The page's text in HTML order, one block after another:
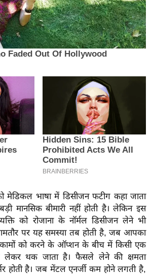
मेडिकल भाषा में डिसीजन फटीग कहा जाता
मानसिक बीमारी नहीं होती है। लेकिन इस
को रोजाना के नॉर्मल डिसीजन लेने भी
पर यह समस्या तब होती है, जब आपका
कामों को करने के ऑप्शन के बीच में किसी एक
थक जाता है। फैसले लेने की क्षमता
होती है। जब मेंटल एनर्जी कम होने लगती है,